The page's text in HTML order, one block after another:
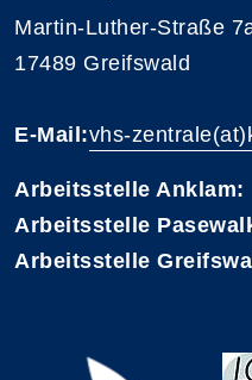
Martin-Luther-Straße
17489 Greifswald
E-Mail:vhs-
Arbeitsstelle Anklam:
Arbeitsstelle
Arbeitsstelle